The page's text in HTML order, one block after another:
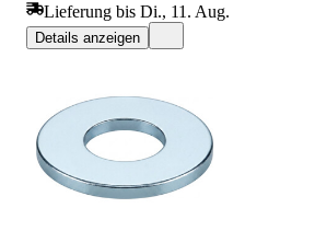
Lieferung bis Di., 11. Aug.
Details anzeigen